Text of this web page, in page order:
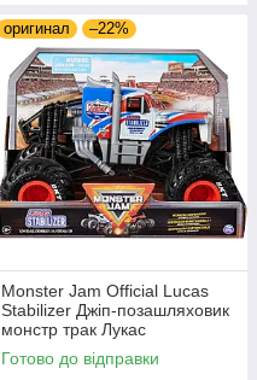
оригинал –22%
Monster Jam Official Lucas
Stabilizer Джіп-позашляховик
монстр трак Лукас
Стабілізатор Монстр Джем
1:24
Готово до відправки